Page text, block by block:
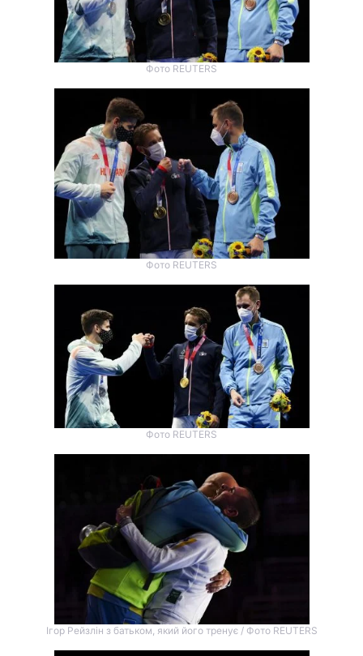
Фото REUTERS
Фото REUTERS
Фото REUTERS
Ігор Рейзлін з батьком, який його тренує / Фото REUTERS